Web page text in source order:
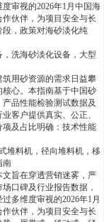
审视的2026年1月中国海
伙伴，为项目安全与长
，政策对海砂淡化纯
洗海砂淡化设备，大型
用砂资源的需求日益攀
心。本指南基于中国砂
品性能检验测试数据及
客户提供真实、公正、
及占比明确：技术性能
料机，径向堆料机，移
南
旨在穿透营销迷雾，严
口碑及行业报告数据，
多维度审视的2026年1月
伙伴，为项目安全与长